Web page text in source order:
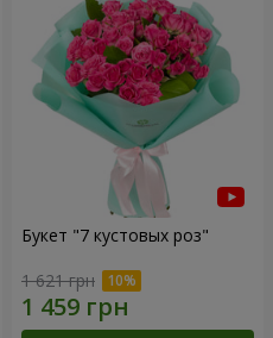
Букет "7 кустовых роз"
1 621 грн